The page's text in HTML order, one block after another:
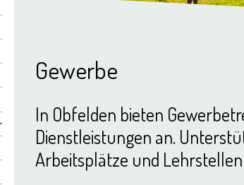
Gewerbe
In Obfelden bieten
Dienstleistungen an.
Arbeitsplätze und